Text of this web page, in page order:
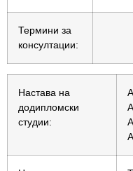
Термини за
консултации:
Настава на
додипломски
студии: